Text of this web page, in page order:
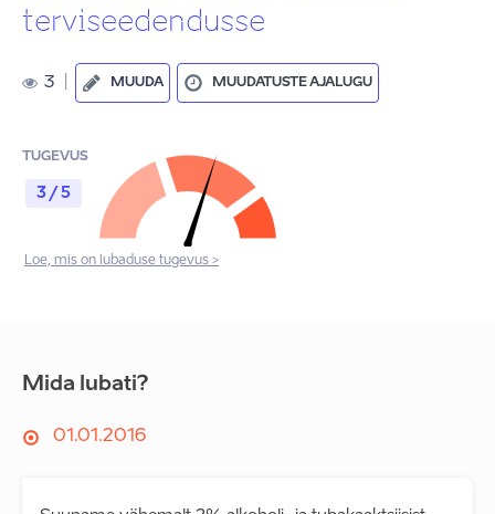
terviseedendusse
3 MUUDA MUUDATUSTE AJALUGU
TUGEVUS
3 / 5
Loe, mis on lubaduse tugevus >
Mida lubati?
01.01.2016